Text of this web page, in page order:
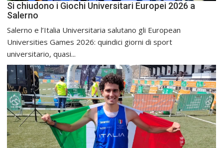
Si chiudono i Giochi Universitari Europei 2026 a
Salerno
Salerno e l’Italia Universitaria salutano gli European
Universities Games 2026: quindici giorni di sport
universitario, quasi...